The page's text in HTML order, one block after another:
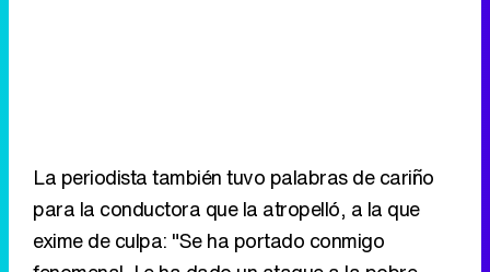
La periodista también tuvo palabras de cariño
para la conductora que la atropelló, a la que
exime de culpa: "Se ha portado conmigo